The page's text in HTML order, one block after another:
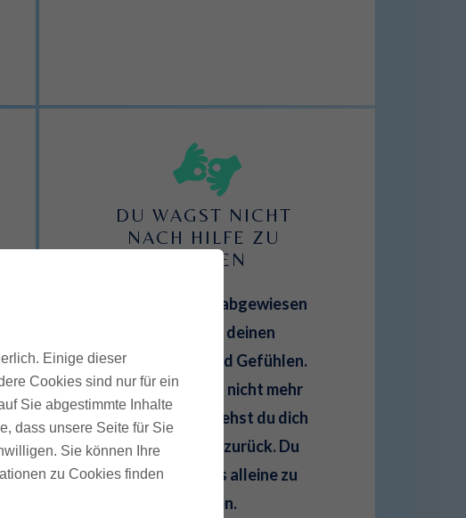
DU WAGST NICHT
NACH HILFE ZU
FRAGEN
Du bist als Kind abgewiesen
worden, mit deinen
Bedürfnissen und Gefühlen.
Und weil du das nicht mehr
erleben willst, ziehst du dich
mehr und mehr zurück. Du
versuchst alles alleine zu
machen.
Einige dieser
Cookies sind nur für ein
Sie abgestimmte Inhalte
dass unsere Seite für Sie
Sie können Ihre
zu Cookies finden